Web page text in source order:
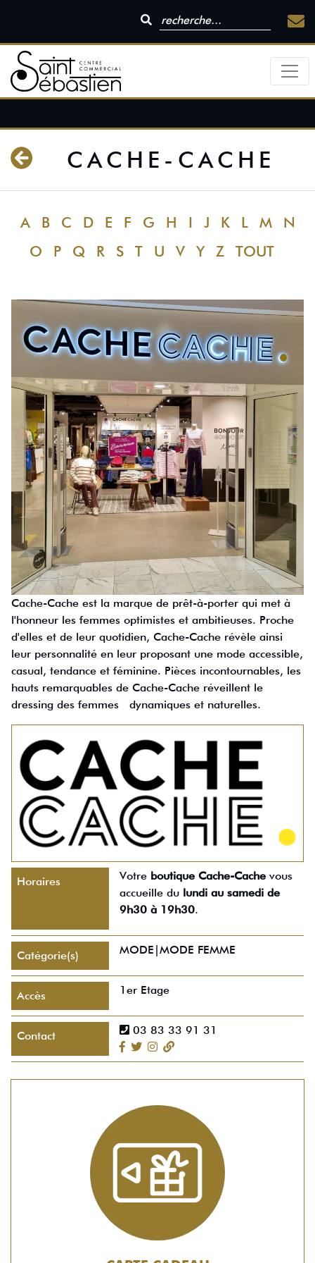
CACHE-CACHE
A B C D E F G H I J K L M
N
O
P Q R S T U V Y Z TOUT
Cache-Cache est la marque de prêt-à-porter qui met à
l'honneur les femmes optimistes et ambitieuses. Proche
d'elles et de leur quotidien, Cache-Cache révèle ainsi
leur personnalité en leur proposant une mode accessible,
casual, tendance et féminine. Pièces incontournables, les
hauts remarquables de Cache-Cache réveillent le
dressing des femmes dynamiques et naturelles.
Horaires Votre boutique Cache-Cachevous
accueille du lundi au samedi de
9h30 à 19h30.
Catégorie(s) MODE|MODE FEMME
Accès 1er Etage
Contact 03 83 33 91 31